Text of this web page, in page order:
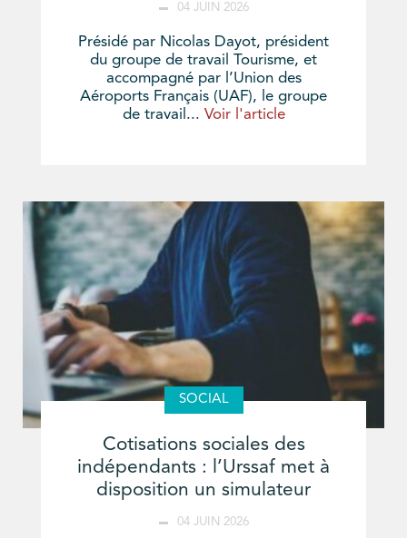
04 JUIN 2026
Présidé par Nicolas Dayot, président
du groupe de travail Tourisme, et
accompagné par l’Union des
Aéroports Français (UAF), le groupe
de travail... Voir l'article
SOCIAL
Cotisations sociales des
indépendants : l’Urssaf met à
disposition un simulateur
04 JUIN 2026